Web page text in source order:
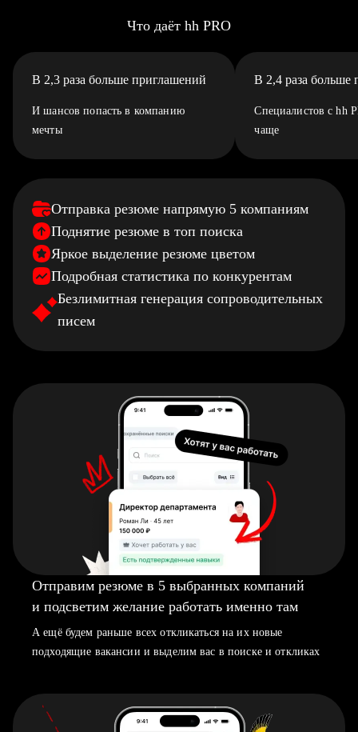
Что даёт hh PRO
В 2,3 раза больше приглашений
И шансов попасть в компанию
мечты
В 2,4 раза больше
Специалистов с hh
чаще
Отправка резюме напрямую 5 компаниям
Поднятие резюме в топ поиска
Яркое выделение резюме цветом
Подробная статистика по конкурентам
Безлимитная генерация сопроводительных
писем
Отправим резюме в 5 выбранных компаний
и подсветим желание работать именно там
А ещё будем раньше всех откликаться на их новые
подходящие вакансии и выделим вас в поиске и откликах